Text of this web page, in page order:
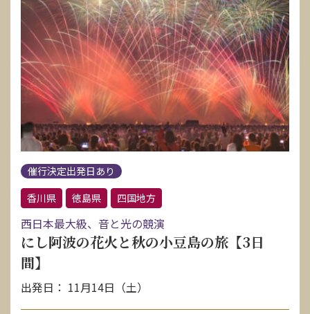
催行決定出発日あり
香川県
徳島県 四国地方
西日本最大級、音と光の競演
にし阿波の花火と秋の小豆島の旅【3日
間】
出発日： 11月14日（土）